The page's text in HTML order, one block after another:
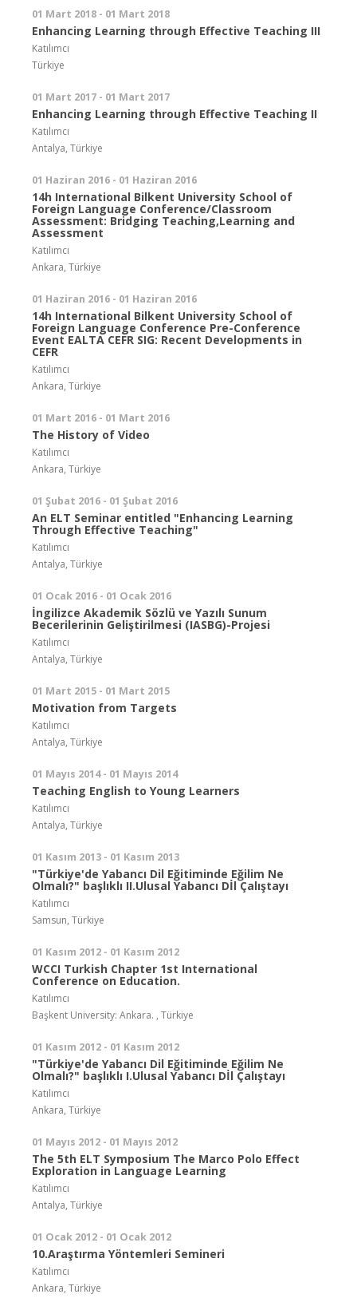
01 Mart 2018 - 01 Mart 2018
Enhancing Learning through Effective Teaching III
Katılımcı
Türkiye
01 Mart 2017 - 01 Mart 2017
Enhancing Learning through Effective Teaching II
Katılımcı
Antalya, Türkiye
01 Haziran 2016 - 01 Haziran 2016
14h International Bilkent University School of
Foreign Language Conference/Classroom
Assessment: Bridging Teaching,Learning and
Assessment
Katılımcı
Ankara, Türkiye
01 Haziran 2016 - 01 Haziran 2016
14h International Bilkent University School of
Foreign Language Conference Pre-Conference
Event EALTA CEFR SIG: Recent Developments in
CEFR
Katılımcı
Ankara, Türkiye
01 Mart 2016 - 01 Mart 2016
The History of Video
Katılımcı
Ankara, Türkiye
01 Şubat 2016 - 01 Şubat 2016
An ELT Seminar entitled "Enhancing Learning
Through Effective Teaching"
Katılımcı
Antalya, Türkiye
01 Ocak 2016 - 01 Ocak 2016
İngilizce Akademik Sözlü ve Yazılı Sunum
Becerilerinin Geliştirilmesi (IASBG)-Projesi
Katılımcı
Antalya, Türkiye
01 Mart 2015 - 01 Mart 2015
Motivation from Targets
Katılımcı
Antalya, Türkiye
01 Mayıs 2014 - 01 Mayıs 2014
Teaching English to Young Learners
Katılımcı
Antalya, Türkiye
01 Kasım 2013 - 01 Kasım 2013
"Türkiye'de Yabancı Dil Eğitiminde Eğilim Ne
Olmalı?" başlıklı II.Ulusal Yabancı Dİl Çalıştayı
Katılımcı
Samsun, Türkiye
01 Kasım 2012 - 01 Kasım 2012
WCCI Turkish Chapter 1st International
Conference on Education.
Katılımcı
Başkent University: Ankara. , Türkiye
01 Kasım 2012 - 01 Kasım 2012
"Türkiye'de Yabancı Dil Eğitiminde Eğilim Ne
Olmalı?" başlıklı I.Ulusal Yabancı Dİl Çalıştayı
Katılımcı
Ankara, Türkiye
01 Mayıs 2012 - 01 Mayıs 2012
The 5th ELT Symposium The Marco Polo Effect
Exploration in Language Learning
Katılımcı
Antalya, Türkiye
01 Ocak 2012 - 01 Ocak 2012
10.Araştırma Yöntemleri Semineri
Katılımcı
Ankara, Türkiye